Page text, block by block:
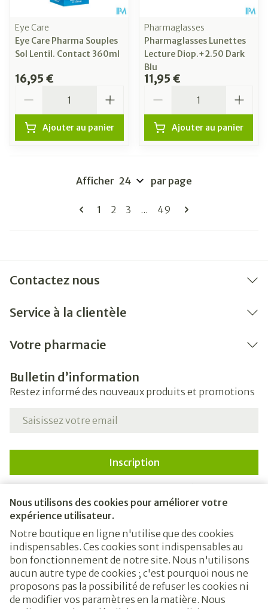
Nous utilisons des cookies pour améliorer votre
expérience utilisateur.
Notre boutique en ligne n'utilise que des cookies
indispensables. Ces cookies sont indispensables au
bon fonctionnement de notre site. Nous n'utilisons
aucun autre type de cookies ; c'est pourquoi nous ne
proposons pas la possibilité de refuser les cookies ni
de modifier vos paramètres en la matière. Nous
Eye Care
Eye Care Pharma Souples
Sol Lentil. Contact 360ml
16,95 €
Ajouter au panier
Pharmaglasses
Pharmaglasses Lunettes
Lecture Diop.+2.50 Dark
Blu
11,95 €
Ajouter au panier
Pages
Vous lisez actuellement la page
1 Page
2 Page
3 ... Page
49
Afficher par page
Contactez nous
Service à la clientèle
Votre pharmacie
Bulletin d’information
Restez informé des nouveaux produits et promotions
Adresse mail
Inscription
newsletter et acceptez notrepolitique de confidentialité